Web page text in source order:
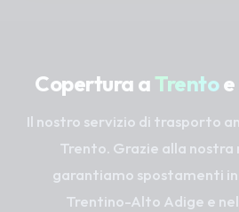
Copertura a Trentoe
Il nostro servizio di trasporto
Trento. Grazie alla nostra
garantiamo spostamenti
Trentino-Alto Adige e